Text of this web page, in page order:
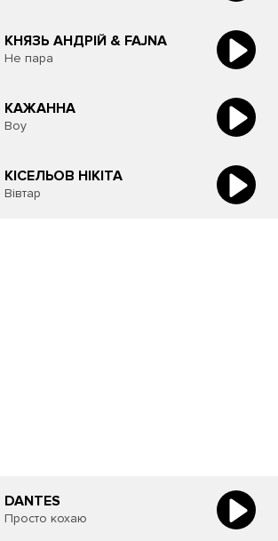
КНЯЗЬ АНДРІЙ & FAJNA
Не пара
КАЖАННА
Boy
КІСЕЛЬОВ НІКІТА
Вівтар
DANTES
Просто кохаю